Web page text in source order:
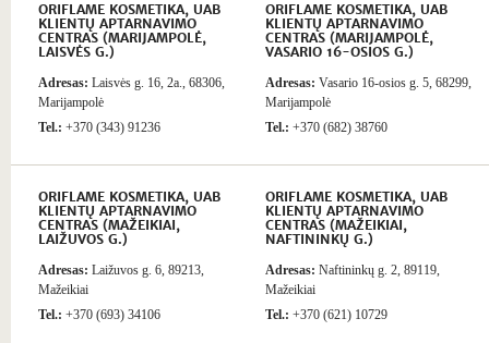
ORIFLAME KOSMETIKA, UAB
KLIENTŲ APTARNAVIMO
CENTRAS (MARIJAMPOLĖ,
LAISVĖS G.)
Adresas: Laisvės g. 16, 2a., 68306,
Marijampolė
Tel.: +370 (343) 91236
ORIFLAME KOSMETIKA, UAB
KLIENTŲ APTARNAVIMO
CENTRAS (MARIJAMPOLĖ,
VASARIO 16-OSIOS G.)
Adresas: Vasario 16-osios g. 5, 68299,
Marijampolė
Tel.: +370 (682) 38760
ORIFLAME KOSMETIKA, UAB
KLIENTŲ APTARNAVIMO
CENTRAS (MAŽEIKIAI,
LAIŽUVOS G.)
Adresas: Laižuvos g. 6, 89213,
Mažeikiai
Tel.: +370 (693) 34106
ORIFLAME KOSMETIKA, UAB
KLIENTŲ APTARNAVIMO
CENTRAS (MAŽEIKIAI,
NAFTININKŲ G.)
Adresas: Naftininkų g. 2, 89119,
Mažeikiai
Tel.: +370 (621) 10729